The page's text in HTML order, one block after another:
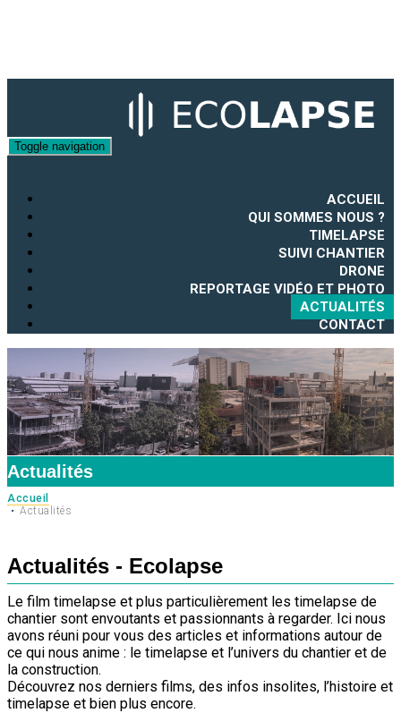
Toggle navigation
ACCUEIL
QUI SOMMES NOUS ?
TIMELAPSE
SUIVI CHANTIER
DRONE
REPORTAGE VIDÉO ET PHOTO
ACTUALITÉS
CONTACT
Actualités
Accueil
Actualités
Actualités - Ecolapse
Le film timelapse et plus particulièrement les timelapse de
chantier sont envoutants et passionnants à regarder. Ici nous
avons réuni pour vous des articles et informations autour de
ce qui nous anime : le timelapse et l’univers du chantier et de
la construction.
Découvrez nos derniers films, des infos insolites, l’histoire et
timelapse et bien plus encore.